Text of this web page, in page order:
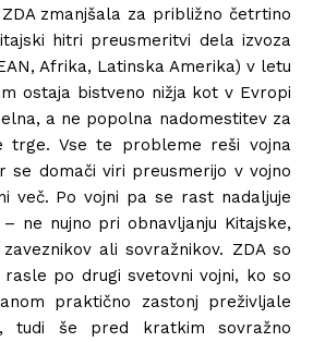
zmanjšala za približno četrtino
hitri preusmeritvi dela izvoza
Afrika, Latinska Amerika) v letu
ostaja bistveno nižja kot v Evropi
a ne popolna nadomestitev za
trge. Vse te probleme reši vojna
se domači viri preusmerijo v vojno
več. Po vojni pa se rast nadaljuje
ne nujno pri obnavljanju Kitajske,
ali sovražnikov. ZDA so
po drugi svetovni vojni, ko so
praktično zastonj preživljale
tudi še pred kratkim sovražno